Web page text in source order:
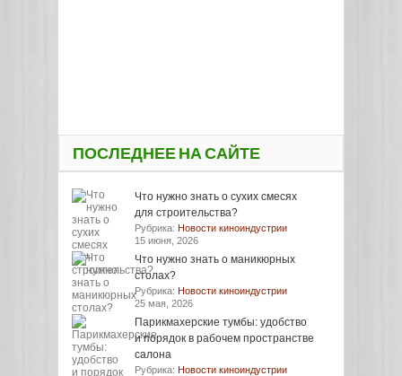
ПОСЛЕДНЕЕ НА САЙТЕ
Что нужно знать о сухих смесях
для строительства?
Рубрика: Новости киноиндустрии
15 июня, 2026
Что нужно знать о маникюрных
столах?
Рубрика: Новости киноиндустрии
25 мая, 2026
Парикмахерские тумбы: удобство
и порядок в рабочем пространстве
салона
Рубрика: Новости киноиндустрии